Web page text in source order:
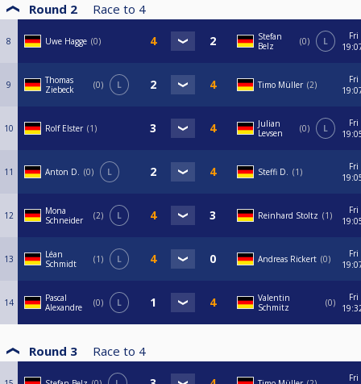
Round 2 Race to 4
8 Uwe Hagge 0
Stefan
Belz
0 L
Fri
9
Thomas
Ziebeck
0 L Timo Müller 2
Fri
10 Rolf Elster 1
Julian
Levsen
0 L
Fri
11 Anton D. 0 L Steffi D. 1
Fri
12
Mona
Schneider
2 L Reinhard Stoltz 1
Fri
13
Léan
Schmidt
1 L Andreas Rickert 0
Fri
14
Pascal
Alexandre
0 L
Valentin
Schmitz
0
Fri
Round 3 Race to 4
Fri